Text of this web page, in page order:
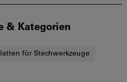
& Kategorien
für Stechwerkzeuge